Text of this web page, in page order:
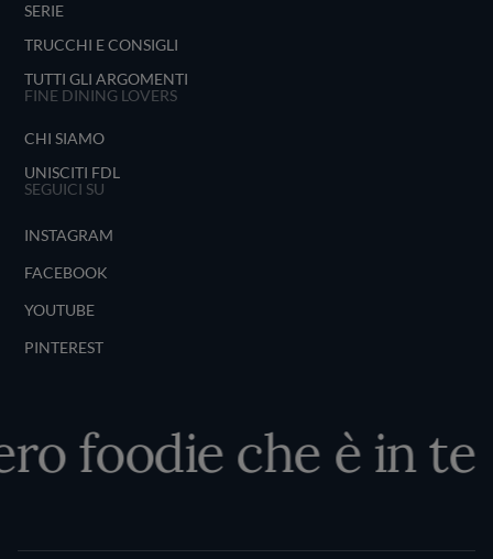
SERIE
TRUCCHI E CONSIGLI
TUTTI GLI ARGOMENTI
FINE DINING LOVERS
CHI SIAMO
UNISCITI FDL
SEGUICI SU
INSTAGRAM
FACEBOOK
YOUTUBE
PINTEREST
foodie che è in te